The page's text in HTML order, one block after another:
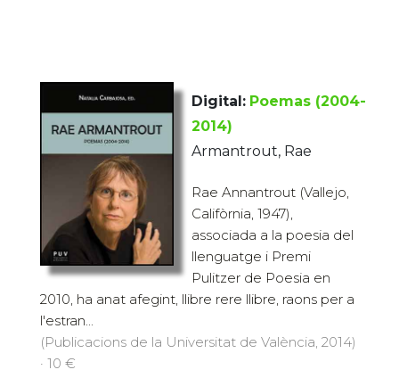
Digital: Poemas (2004-
2014)
Armantrout, Rae
Rae Annantrout (Vallejo,
Califòrnia, 1947),
associada a la poesia del
llenguatge i Premi
Pulitzer de Poesia en
2010, ha anat afegint, llibre rere llibre, raons per a
l'estran...
(Publicacions de la Universitat de València, 2014)
· 10 €